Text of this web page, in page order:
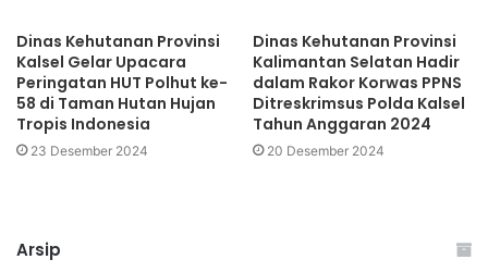
Dinas Kehutanan Provinsi
Kalsel Gelar Upacara
Peringatan HUT Polhut ke-
58 di Taman Hutan Hujan
Tropis Indonesia
23 Desember 2024
Dinas Kehutanan Provinsi
Kalimantan Selatan Hadir
dalam Rakor Korwas PPNS
Ditreskrimsus Polda Kalsel
Tahun Anggaran 2024
20 Desember 2024
Arsip